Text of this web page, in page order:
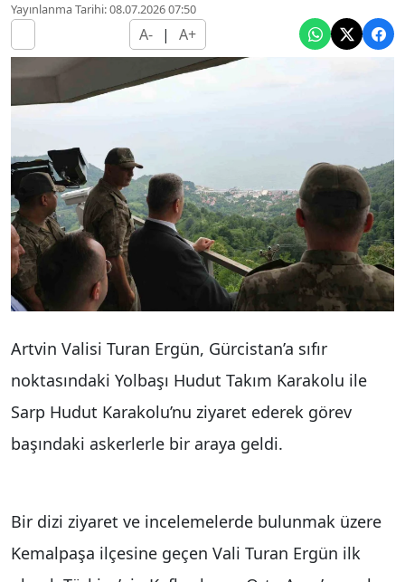
Yayınlanma Tarihi: 08.07.2026 07:50
A- | A+
Artvin Valisi Turan Ergün, Gürcistan’a sıfır
noktasındaki Yolbaşı Hudut Takım Karakolu ile
Sarp Hudut Karakolu’nu ziyaret ederek görev
başındaki askerlerle bir araya geldi.
Bir dizi ziyaret ve incelemelerde bulunmak üzere
Kemalpaşa ilçesine geçen Vali Turan Ergün ilk